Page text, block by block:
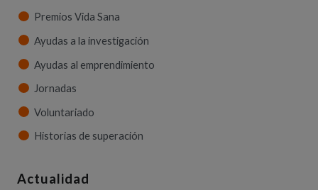
Premios Vida Sana
Ayudas a la investigación
Ayudas al emprendimiento
Jornadas
Voluntariado
Historias de superación
Actualidad